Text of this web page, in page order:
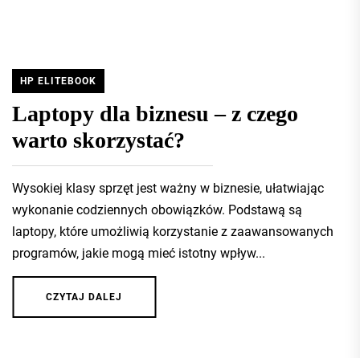
HP ELITEBOOK
Laptopy dla biznesu – z czego
warto skorzystać?
Wysokiej klasy sprzęt jest ważny w biznesie, ułatwiając
wykonanie codziennych obowiązków. Podstawą są
laptopy, które umożliwią korzystanie z zaawansowanych
programów, jakie mogą mieć istotny wpływ...
CZYTAJ DALEJ